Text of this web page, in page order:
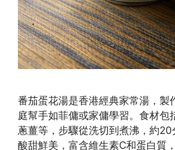
番茄蛋花湯是香港經典家常湯，製
庭幫手如菲傭或家傭學習。食材包
蔥薑等，步驟從洗切到煮沸，約20
酸甜鮮美，富含維生素C和蛋白質